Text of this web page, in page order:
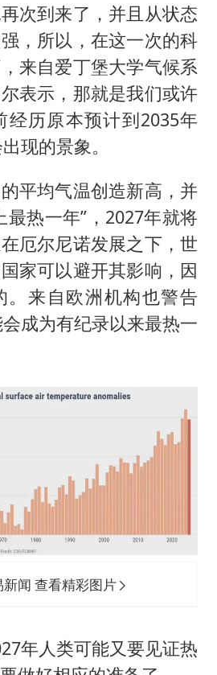
次到来了，并且从状态
，所以，在这一次的科
来自爱丁堡大学气候系
表示，那就是我们或许
经历原本预计到2035年
现的景象。
平均气温创造新高，并
最热一年”，2027年就将
厄尔尼诺发展之下，世
家可以避开其影响，因
。来自欧洲机构也警告
成为有纪录以来最热一
闻 查看精彩图片
年人类可能又要见证热